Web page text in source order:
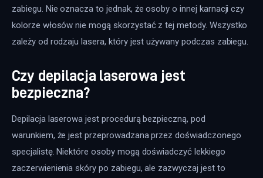
zabiegu. Nie oznacza to jednak, że osoby o innej karnacji czy
kolorze włosów nie mogą skorzystać z tej metody. Wszystko
zależy od rodzaju lasera, który jest używany podczas zabiegu.
Czy depilacja laserowa jest
bezpieczna?
Depilacja laserowa jest procedurą bezpieczną, pod
warunkiem, że jest przeprowadzana przez doświadczonego
specjalistę. Niektóre osoby mogą doświadczyć lekkiego
zaczerwienienia skóry po zabiegu, ale zazwyczaj jest to